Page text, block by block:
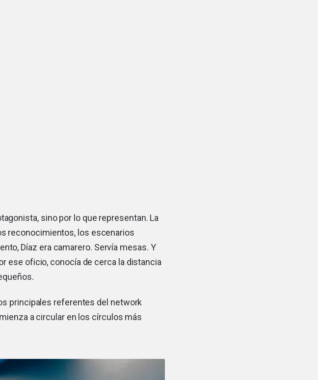
sino por lo que representan. La
reconocimientos, los escenarios
Díaz era camarero. Servía mesas. Y
ese oficio, conocía de cerca la distancia
principales referentes del network
a circular en los círculos más